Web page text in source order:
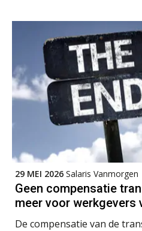
29 MEI 2026 Salaris Vanmorgen
Geen compensatie
meer voor werkgevers
De compensatie van de
AUG
MOCuitgevers
25
AUG
MOCuitgevers
25
AUG
MOCuitgevers
25
AUG
MOCuitgevers
25
MOCuitgevers